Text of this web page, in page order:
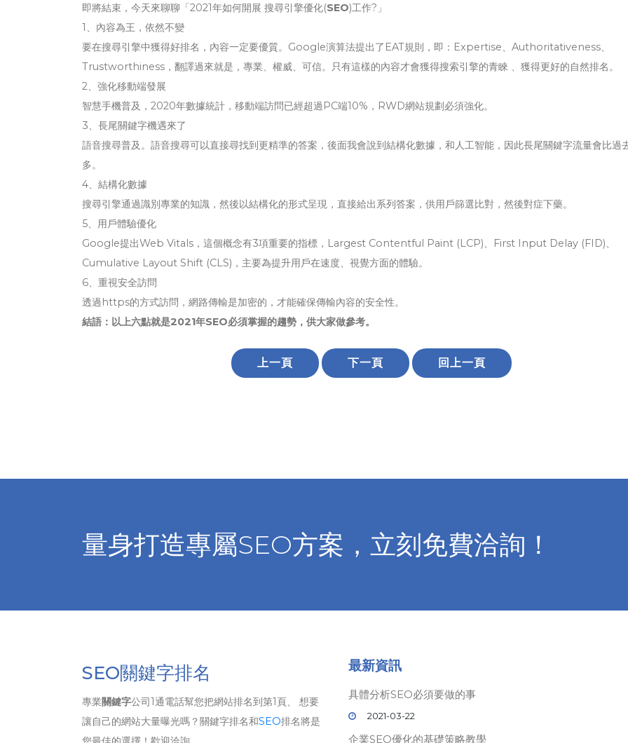
即將結束，今天來聊聊「2021年如何開展 搜尋引擎優化(SEO)工作?」
1、內容為王，依然不變
要在搜尋引擎中獲得好排名，內容一定要優質。Google演算法提出了EAT規則，即：Expertise、Authoritativeness、
Trustworthiness，翻譯過來就是，專業、權威、可信。只有這樣的內容才會獲得搜索引擎的青睞 、獲得更好的自然排名。
2、強化移動端發展
智慧手機普及，2020年數據統計，移動端訪問已經超過PC端10%，RWD網站規劃必須強化。
3、長尾關鍵字機遇來了
語音搜尋普及。語音搜尋可以直接尋找到更精準的答案，後面我會說到結構化數據，和人工智能，因此長尾關鍵字流量會比過
多。
4、結構化數據
搜尋引擎通過識別專業的知識，然後以結構化的形式呈現，直接給出系列答案，供用戶篩選比對，然後對症下藥。
5、用戶體驗優化
Google提出Web Vitals，這個概念有3項重要的指標，Largest Contentful Paint (LCP)、First Input Delay (FID)、
Cumulative Layout Shift (CLS)，主要為提升用戶在速度、視覺方面的體驗。
6、重視安全訪問
透過https的方式訪問，網路傳輸是加密的，才能確保傳輸內容的安全性。
結語：以上六點就是2021年SEO必須掌握的趨勢，供大家做參考。
上一頁 下一頁 回上一頁
量身打造專屬SEO方案，立刻免費洽詢！
SEO關鍵字排名
專業關鍵字公司1通電話幫您把網站排名到第1頁、 想要
讓自己的網站大量曝光嗎？關鍵字排名和SEO排名將是
最新資訊
具體分析SEO必須要做的事
2021-03-22
企業SEO優化的基礎策略教學